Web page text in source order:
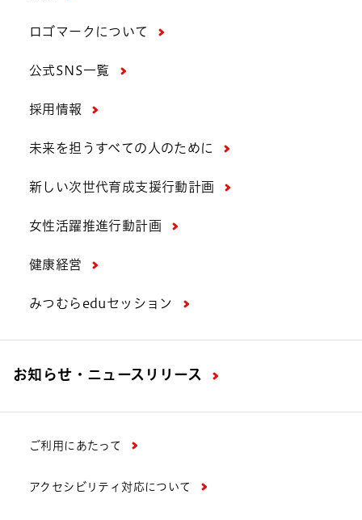
ロゴマークについて
公式SNS一覧
採用情報
未来を担うすべての人のために
新しい次世代育成支援行動計画
女性活躍推進行動計画
健康経営
みつむらeduセッション
お知らせ・ニュースリリース
ご利用にあたって
アクセシビリティ対応について